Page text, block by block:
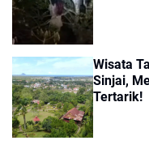
Wisata
Sinjai,
Tertarik!